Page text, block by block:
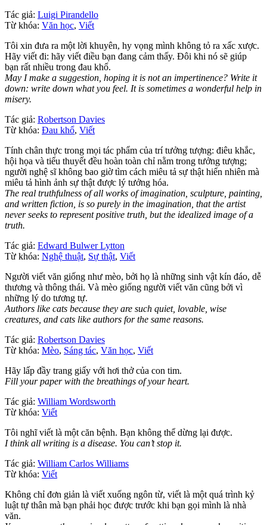
Tác giả: Luigi Pirandello
Từ khóa: Văn học, Viết
Tôi xin đưa ra một lời khuyên, hy vọng mình không tỏ ra xấc xược.
Hãy viết đi: hãy viết điều bạn đang cảm thấy. Đôi khi nó sẽ giúp
bạn rất nhiều trong đau khổ.
May I make a suggestion, hoping it is not an impertinence? Write it
down: write down what you feel. It is sometimes a wonderful help in
misery.
Tác giả: Robertson Davies
Từ khóa: Đau khổ, Viết
Tính chân thực trong mọi tác phẩm của trí tưởng tượng: điêu khắc,
hội họa và tiểu thuyết đều hoàn toàn chỉ nằm trong tưởng tượng;
người nghệ sĩ không bao giờ tìm cách miêu tả sự thật hiển nhiên mà
miêu tả hình ảnh sự thật được lý tưởng hóa.
The real truthfulness of all works of imagination, sculpture, painting,
and written fiction, is so purely in the imagination, that the artist
never seeks to represent positive truth, but the idealized image of a
truth.
Tác giả: Edward Bulwer Lytton
Từ khóa: Nghệ thuật, Sự thật, Viết
Người viết văn giống như mèo, bởi họ là những sinh vật kín đáo, dễ
thương và thông thái. Và mèo giống người viết văn cũng bởi vì
những lý do tương tự.
Authors like cats because they are such quiet, lovable, wise
creatures, and cats like authors for the same reasons.
Tác giả: Robertson Davies
Từ khóa: Mèo, Sáng tác, Văn học, Viết
Hãy lấp đầy trang giấy với hơi thở của con tim.
Fill your paper with the breathings of your heart.
Tác giả: William Wordsworth
Từ khóa: Viết
Tôi nghĩ viết là một căn bệnh. Bạn không thể dừng lại được.
I think all writing is a disease. You can’t stop it.
Tác giả: William Carlos Williams
Từ khóa: Viết
Không chỉ đơn giản là viết xuống ngôn từ, viết là một quá trình kỷ
luật tự thân mà bạn phải học được trước khi bạn gọi mình là nhà
văn.